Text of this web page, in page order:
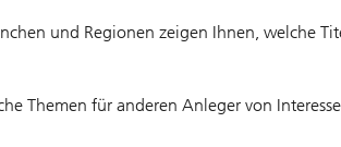
und Regionen zeigen Ihnen, welche
Themen für anderen Anleger von